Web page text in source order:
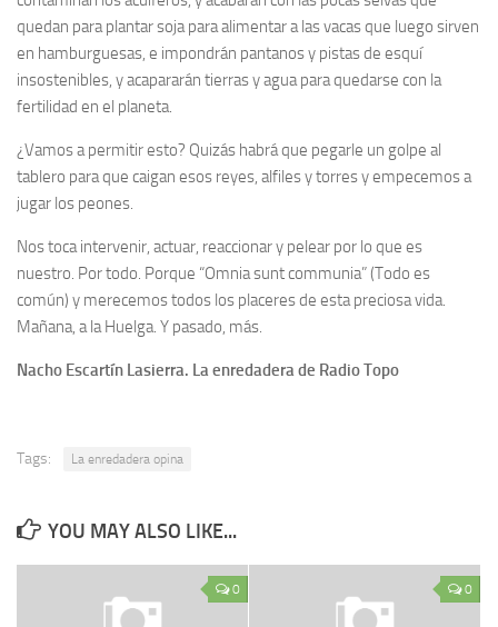
quedan para plantar soja para alimentar a las vacas que luego sirven
en hamburguesas, e impondrán pantanos y pistas de esquí
insostenibles, y acapararán tierras y agua para quedarse con la
fertilidad en el planeta.
¿Vamos a permitir esto? Quizás habrá que pegarle un golpe al
tablero para que caigan esos reyes, alfiles y torres y empecemos a
jugar los peones.
Nos toca intervenir, actuar, reaccionar y pelear por lo que es
nuestro. Por todo. Porque “Omnia sunt communia” (Todo es
común) y merecemos todos los placeres de esta preciosa vida.
Mañana, a la Huelga. Y pasado, más.
Nacho Escartín Lasierra. La enredadera de Radio Topo
Tags: La enredadera opina
YOU MAY ALSO LIKE...
0 0